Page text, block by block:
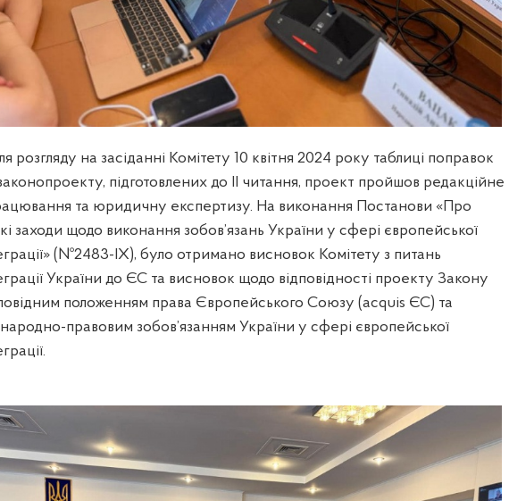
розгляду на засіданні Комітету 10 квітня 2024 року таблиці поправок
підготовлених до ІІ читання, проект пройшов редакційне
та юридичну експертизу. На виконання Постанови «Про
заходи щодо виконання зобов’язань України у сфері європейської
(№2483-ІХ), було отримано висновок Комітету з питань
України до ЄС та висновок щодо відповідності проекту Закону
положенням права Європейського Союзу (acquis ЄС) та
правовим зобов’язанням України у сфері європейської